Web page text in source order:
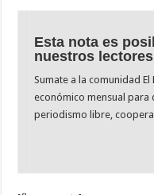
Esta nota es
nuestros lectores
Sumate a la comunidad
económico mensual
periodismo libre,